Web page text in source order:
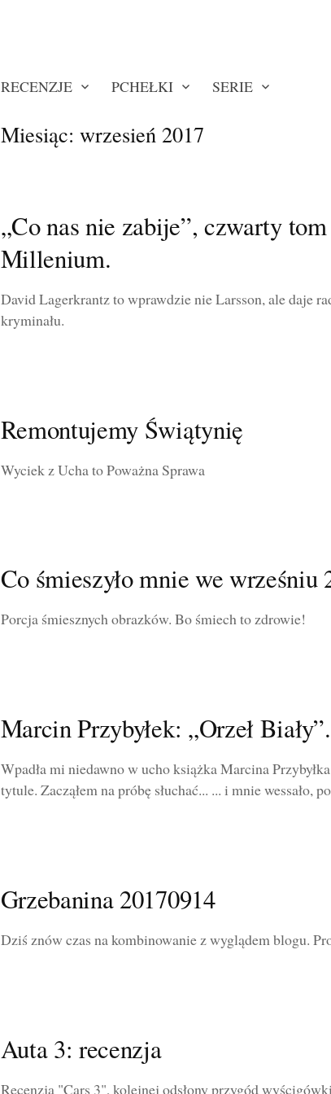
RECENZJE PCHEŁKI SERIE
Miesiąc: wrzesień 2017
„Co nas nie zabije”, czwarty
Millenium.
David Lagerkrantz to wprawdzie nie Larsson, ale daje
kryminału.
Remontujemy Świątynię
Wyciek z Ucha to Poważna Sprawa
Co śmieszyło mnie we wrześniu
Porcja śmiesznych obrazków. Bo śmiech to zdrowie!
Marcin Przybyłek: „Orzeł
Wpadła mi niedawno w ucho książka Marcina
tytule. Zacząłem na próbę słuchać... ... i mnie wessało,
Grzebanina 20170914
Dziś znów czas na kombinowanie z wyglądem blogu.
Auta 3: recenzja
Recenzja "Cars 3", kolejnej odsłony przygód